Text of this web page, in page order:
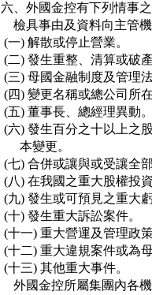
六、外國金控有下列情事
檢具事由及資料向主管
(一) 解散或停止營業。
(二) 發生重整、清算或破
(三) 母國金融制度及管理
(四) 變更名稱或總公司所
(五) 董事長、總經理異動
(六) 發生百分之十以上之
      本變更。
(七) 合併或讓與或受讓全
(八) 在我國之重大股權投
(九) 發生或可預見之重大
(十) 發生重大訴訟案件。
(十一) 重大營運及管理政
(十二) 重大違規案件或為
(十三) 其他重大事件。
外國金控所屬集團內